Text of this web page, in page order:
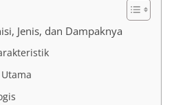
Jenis, dan Dampaknya